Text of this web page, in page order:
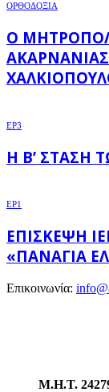
ΟΡΘΟΔΟΞΙΑ
Ο
EP3
Η Β’ ΣΤΆΣΗ
EP1
ΕΠΊΣΚΕΨΗ
«ΠΑΝΑΓΊΑ
Επικοινωνία:
Μ.Η.Τ.